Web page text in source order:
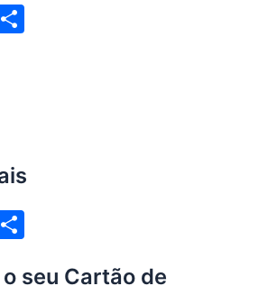
seu Cartão de